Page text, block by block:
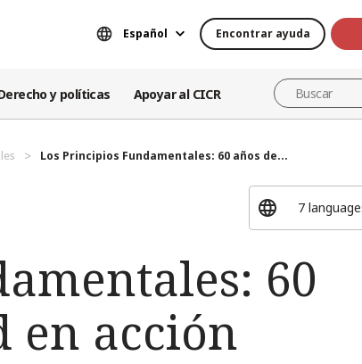
Español Encontrar ayuda
y políticas Apoyar al CICR
Los Principios Fundamentales: 60 años de...
60
en acción